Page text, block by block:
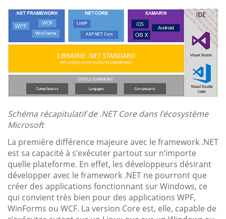
Schéma récapitulatif de .NET Core dans l’écosystème
Microsoft
La première différence majeure avec le framework .NET
est sa capacité à s’exécuter partout sur n’importe
quelle plateforme. En effet, les développeurs désirant
développer avec le framework .NET ne pourront que
créer des applications fonctionnant sur Windows, ce
qui convient très bien pour des applications WPF,
WinForms ou WCF. La version Core est, elle, capable de